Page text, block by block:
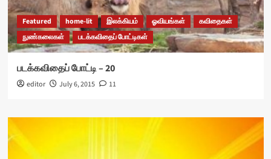
Featured home-lit இலக்கியம் ஓவியங்கள்
கவிதைகள்
நுண்கலைகள்
படக்கவிதைப் போட்டிகள்
படக்கவிதைப் போட்டி – 20
editor July 6, 2015 11